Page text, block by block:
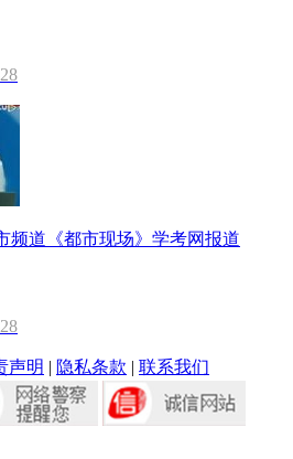
频道《都市现场》学考网报道
声明 | 隐私条款 | 联系我们